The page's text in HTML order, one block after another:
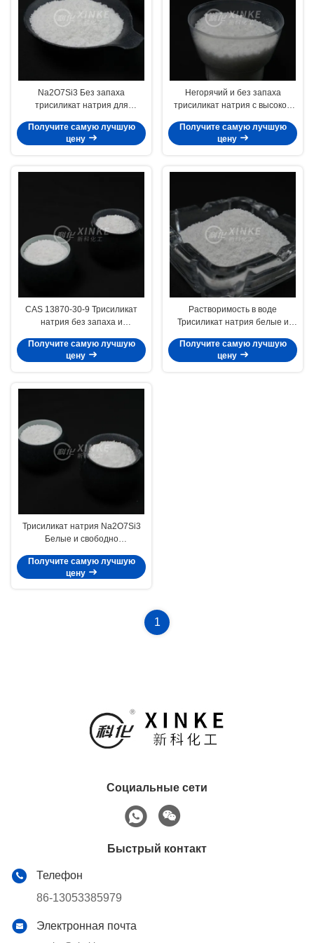
Na2O7Si3 Без запаха
трисиликат натрия для
высокопроизводительной
Получите самую лучшую
цену
Негорячий и без запаха
трисиликат натрия с высокой
30-9
Получите самую лучшую
цену
CAS 13870-30-9 Трисиликат
натрия без запаха и
промышленного использования
Получите самую лучшую
цену
Растворимость в воде
Трисиликат натрия белые и
порошки
Получите самую лучшую
цену
Трисиликат натрия Na2O7Si3
Белые и свободно
порошки 13870-30-9
Получите самую лучшую
цену
1
Социальные сети
Быстрый контакт
Телефон
86-13053385979
Электронная почта